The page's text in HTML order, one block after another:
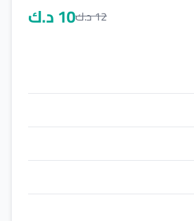
12د.ك10د.ك